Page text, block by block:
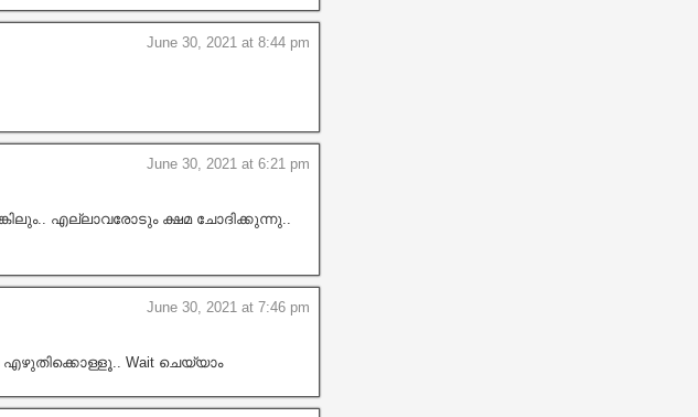
June 30, 2021 at 8:44 pm
June 30, 2021 at 6:21 pm
എല്ലാവരോടും ക്ഷമ ചോദിക്കുന്നു..
June 30, 2021 at 7:46 pm
Wait ചെയ്യാം